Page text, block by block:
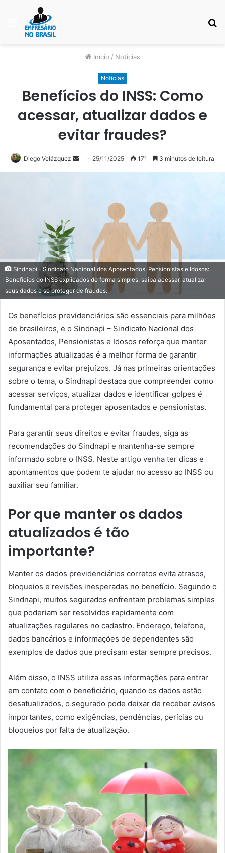
Menu
Início / Noticias
Noticias
Benefícios do INSS: Como
acessar, atualizar dados e
evitar fraudes?
Diego Velázquez
Mande
um
25/11/2025 171 3 minutos de leitura
Sindnapi - Sindicato Nacional dos Aposentados, Pensionistas e Idosos:
Benefícios do INSS explicados de forma simples: saiba acessar, atualizar
seus dados e se proteger de fraudes.
Os benefícios previdenciários são essenciais para milhões
de brasileiros, e o Sindnapi – Sindicato Nacional dos
Aposentados, Pensionistas e Idosos reforça que manter
informações atualizadas é a melhor forma de garantir
segurança e evitar prejuízos. Já nas primeiras orientações
sobre o tema, o Sindnapi destaca que compreender como
acessar serviços, atualizar dados e identificar golpes é
fundamental para proteger aposentados e pensionistas.
Para garantir seus direitos e evitar fraudes, siga as
recomendações do Sindnapi e mantenha-se sempre
informado sobre o INSS. Neste artigo venha ter dicas e
apontamentos que podem te ajudar no acesso ao INSS ou
auxiliar seu familiar.
Por que manter os dados
atualizados é tão
importante?
Manter os dados previdenciários corretos evita atrasos,
bloqueios e revisões inesperadas no benefício. Segundo o
Sindnapi, muitos segurados enfrentam problemas simples
que poderiam ser resolvidos rapidamente com
atualizações regulares no cadastro. Endereço, telefone,
dados bancários e informações de dependentes são
exemplos de dados que precisam estar sempre precisos.
Além disso, o INSS utiliza essas informações para entrar
em contato com o beneficiário, quando os dados estão
desatualizados, o segurado pode deixar de receber avisos
importantes, como exigências, pendências, perícias ou
bloqueios por falta de atualização.